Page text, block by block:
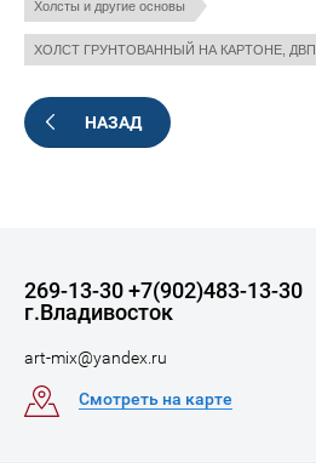
Холсты и другие основы
ХОЛСТ ГРУНТОВАННЫЙ НА КАРТОНЕ, ДВП
НАЗАД
269-13-30 +7(902)483-13-30
г.Владивосток
art-mix@yandex.ru
Смотреть на карте